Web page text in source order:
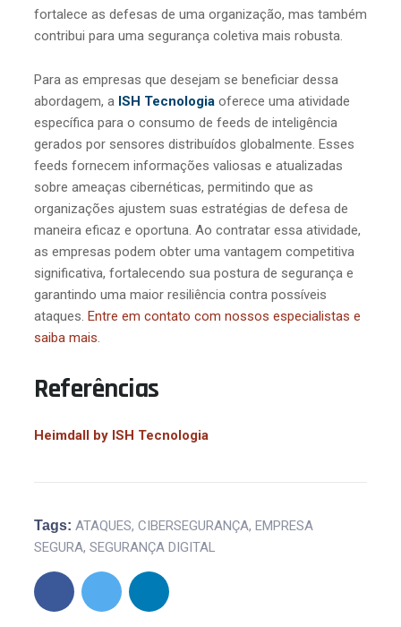
fortalece as defesas de uma organização, mas também
contribui para uma segurança coletiva mais robusta.
Para as empresas que desejam se beneficiar dessa
abordagem, a ISH Tecnologia oferece uma atividade
específica para o consumo de feeds de inteligência
gerados por sensores distribuídos globalmente. Esses
feeds fornecem informações valiosas e atualizadas
sobre ameaças cibernéticas, permitindo que as
organizações ajustem suas estratégias de defesa de
maneira eficaz e oportuna. Ao contratar essa atividade,
as empresas podem obter uma vantagem competitiva
significativa, fortalecendo sua postura de segurança e
garantindo uma maior resiliência contra possíveis
ataques. Entre em contato com nossos especialistas e
saiba mais.
Referências
Heimdall by ISH Tecnologia
Tags: ATAQUES, CIBERSEGURANÇA, EMPRESA
SEGURA, SEGURANÇA DIGITAL